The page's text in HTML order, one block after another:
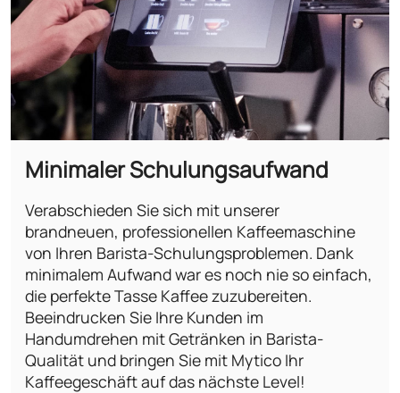
Minimaler Schulungsaufwand
Verabschieden Sie sich mit unserer
brandneuen, professionellen Kaffeemaschine
von Ihren Barista-Schulungsproblemen. Dank
minimalem Aufwand war es noch nie so einfach,
die perfekte Tasse Kaffee zuzubereiten.
Beeindrucken Sie Ihre Kunden im
Handumdrehen mit Getränken in Barista-
Qualität und bringen Sie mit Mytico Ihr
Kaffeegeschäft auf das nächste Level!